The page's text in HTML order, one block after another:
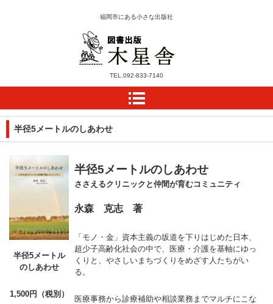
木星舎ホームページ
福岡市にある小さな出版社
TEL. 092-833-7140
半径5メートルのしあわせ
半径5メートル
のしあわせ
1,500円（税別）
半径5メートルのしあわせ
ささえるクリニックと仲間が育むコミュニティ
永森 克志 著
「モノ・金」資本主義の坂道を下りはじめた日本、
超少子高齢化社会の中で、医療・介護を基軸にゆっ
くりと、やさしいまちづくりをめざす人たちがい
る。
医療事務から診療補助や相談業務までマルチにこな